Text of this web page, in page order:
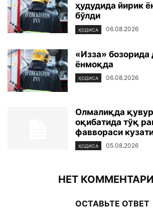
ҳудудида йирик
бўлди
ҲОДИСА 06.08.2026
«Изза» бозорида
ёнмоқда
ҲОДИСА 06.08.2026
Олмалиқда
оқибатида тўқ
фаввораси
ҲОДИСА 05.08.2026
НЕТ
ОСТАВЬТЕ ОТВЕТ